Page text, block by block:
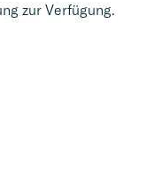
zur Verfügung.